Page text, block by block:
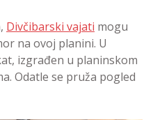
Divčibarski vajati mogu
na ovoj planini. U
izgrađen u planinskom
Odatle se pruža pogled